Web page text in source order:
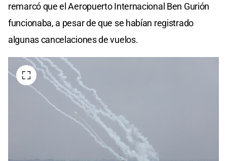
remarcó que el Aeropuerto Internacional Ben Gurión
funcionaba, a pesar de que se habían registrado
algunas cancelaciones de vuelos.